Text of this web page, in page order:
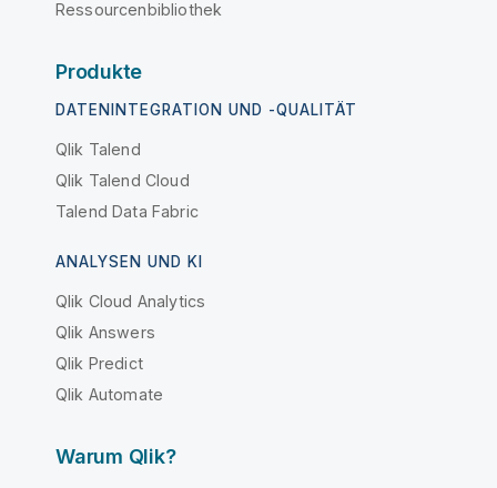
Ressourcenbibliothek
Produkte
DATENINTEGRATION UND -QUALITÄT
Qlik Talend
Qlik Talend Cloud
Talend Data Fabric
ANALYSEN UND KI
Qlik Cloud Analytics
Qlik Answers
Qlik Predict
Qlik Automate
Warum Qlik?